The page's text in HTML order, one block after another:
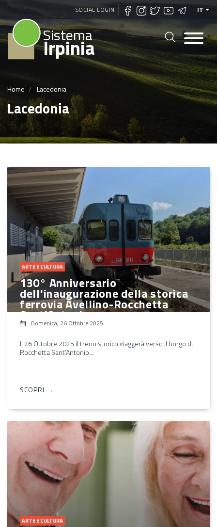
Salta
al
contenuto
principale
SOCIAL LOGIN IT
Sistema
Irpinia
Home Lacedonia
Lacedonia
ARTE E CULTURA
130° Anniversario
dell'inaugurazione della storica
ferrovia Avellino-Rocchetta
Sant'Antonio
Domenica, 26 Ottobre 2025
Il 26 Ottobre 2025 il treno storico viaggerà verso il borgo di
Rocchetta Sant’Antonio...
SCOPRI →
ARTE E CULTURA